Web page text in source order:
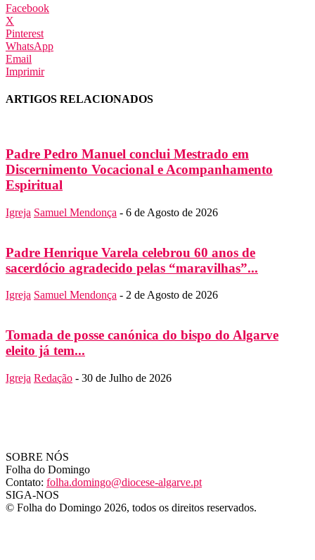
Facebook
X
Pinterest
WhatsApp
Email
Imprimir
ARTIGOS RELACIONADOS
Padre Pedro Manuel conclui Mestrado em
Discernimento Vocacional e Acompanhamento
Espiritual
Igreja Samuel Mendonça - 6 de Agosto de 2026
Padre Henrique Varela celebrou 60 anos de
sacerdócio agradecido pelas “maravilhas”...
Igreja Samuel Mendonça - 2 de Agosto de 2026
Tomada de posse canónica do bispo do Algarve
eleito já tem...
Igreja Redação - 30 de Julho de 2026
SOBRE NÓS
Folha do Domingo
Contato: folha.domingo@diocese-algarve.pt
SIGA-NOS
© Folha do Domingo 2026, todos os direitos reservados.